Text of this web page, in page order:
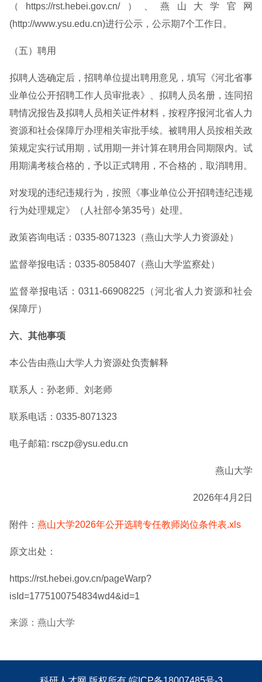
（https://rst.hebei.gov.cn/）、燕山大学官网
(http://www.ysu.edu.cn)进行公示，公示期7个工作日。
（五）聘用
拟聘人选确定后，招聘单位提出聘用意见，填写《河北省事
业单位公开招聘工作人员审批表》、拟聘人员名册，连同招
聘情况报告及拟聘人员相关证件材料，按程序报河北省人力
资源和社会保障厅办理相关审批手续。被聘用人员按相关政
策规定实行试用期，试用期一并计算在聘用合同期限内。试
用期满考核合格的，予以正式聘用，不合格的，取消聘用。
对发现的违纪违规行为，按照《事业单位公开招聘违纪违规
行为处理规定》（人社部令第35号）处理。
政策咨询电话：0335-8071323（燕山大学人力资源处）
监督举报电话：0335-8058407（燕山大学监察处）
监督举报电话：0311-66908225（河北省人力资源和社会
保障厅）
六、其他事项
本公告由燕山大学人力资源处负责解释
联系人：孙老师、刘老师
联系电话：0335-8071323
电子邮箱: rsczp@ysu.edu.cn
燕山大学
2026年4月2日
附件： 燕山大学2026年公开选聘专任教师岗位条件表.xls
原文出处：
https://rst.hebei.gov.cn/pageWarp?
isId=1775100754834wd4&id=1
来源：燕山大学